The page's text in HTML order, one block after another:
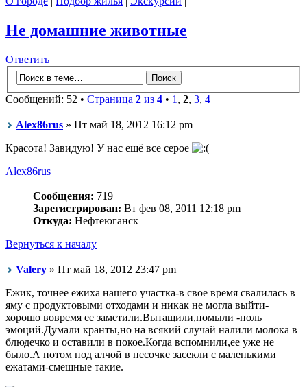
Не домашние животные
Ответить
Сообщений: 52 • Страница 2 из 4 • 1 , 2, 3, 4
Alex86rus » Пт май 18, 2012 16:12 pm
Красота! Завидую! У нас ещё все серое
Alex86rus
Сообщения: 719
Зарегистрирован: Вт фев 08, 2011 12:18 pm
Откуда: Нефтеюганск
Вернуться к началу
Valery » Пт май 18, 2012 23:47 pm
Ежик, точнее ежиха нашего участка-в свое время свалилась в
яму с продуктовыми отходами и никак не могла выйти-
хорошо вовремя ее заметили.Вытащили,помыли -ноль
эмоций.Думали кранты,но на всякий случай налили молока в
блюдечко и оставили в покое.Когда вспомнили,ее уже не
было.А потом под алчой в песочке засекли с маленькими
ежатами-смешные такие.